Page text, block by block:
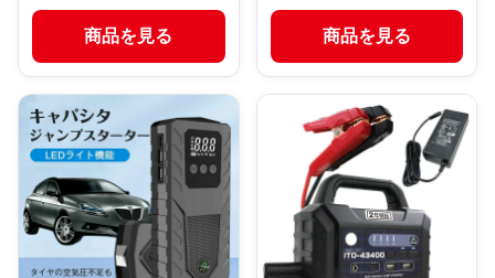
ンF1 AS-1224JS-S
商品を見る
ル車 バッテリー上がり
商品を見る